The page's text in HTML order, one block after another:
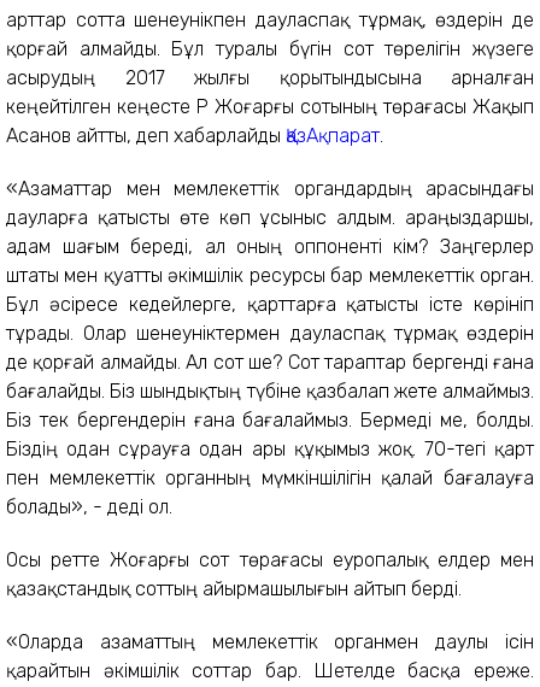
Қарттар сотта шенеунікпен дауласпақ тұрмақ, өздерін де
қорғай алмайды. Бұл туралы бүгін сот төрелігін жүзеге
асырудың 2017 жылғы қорытындысына арналған
кеңейтілген кеңесте ҚР Жоғарғы сотының төрағасы Жақып
Асанов айтты, деп хабарлайды ҚазАқпарат.
«Азаматтар мен мемлекеттік органдардың арасындағы
дауларға қатысты өте көп ұсыныс алдым. Қараңыздаршы,
адам шағым береді, ал оның оппоненті кім? Заңгерлер
штаты мен қуатты әкімшілік ресурсы бар мемлекеттік орган.
Бұл әсіресе кедейлерге, қарттарға қатысты істе көрініп
тұрады. Олар шенеуніктермен дауласпақ тұрмақ өздерін
де қорғай алмайды. Ал сот ше? Сот тараптар бергенді ғана
бағалайды. Біз шындықтың түбіне қазбалап жете алмаймыз.
Біз тек бергендерін ғана бағалаймыз. Бермеді ме, болды.
Біздің одан сұрауға одан ары құқымыз жоқ. 70-тегі қарт
пен мемлекеттік органның мүмкіншілігін қалай бағалауға
болады», - деді ол.
Осы ретте Жоғарғы сот төрағасы еуропалық елдер мен
қазақстандық соттың айырмашылығын айтып берді.
«Оларда азаматтың мемлекеттік органмен даулы ісін
қарайтын әкімшілік соттар бар. Шетелде басқа ереже.